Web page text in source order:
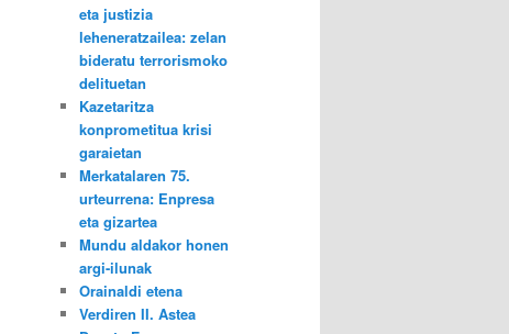
eta justizia
leheneratzailea: zelan
bideratu terrorismoko
delituetan
Kazetaritza
konprometitua krisi
garaietan
Merkatalaren 75.
urteurrena: Enpresa
eta gizartea
Mundu aldakor honen
argi-ilunak
Orainaldi etena
Verdiren II. Astea